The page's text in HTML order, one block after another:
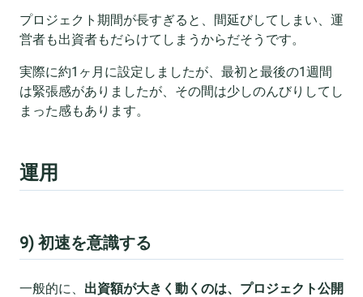
プロジェクト期間が長すぎると、間延びしてしまい、運
営者も出資者もだらけてしまうからだそうです。
実際に約1ヶ月に設定しましたが、最初と最後の1週間
は緊張感がありましたが、その間は少しのんびりしてし
まった感もあります。
運用
9) 初速を意識する
一般的に、 出資額が大きく動くのは、プロジェクト公開